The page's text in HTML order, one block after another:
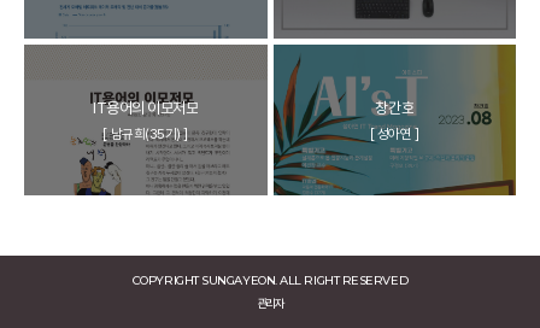
IT용어의 이모저모
[ 남규희(35기) ]
창간호
[ 성아연 ]
COPYRIGHT SUNGAYEON. ALL RIGHT RESERVED
관리자